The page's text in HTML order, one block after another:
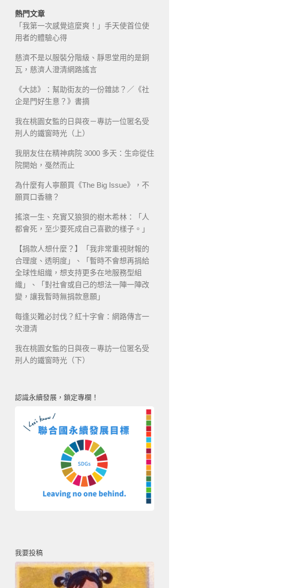
熱門文章
「我第一次感覺這麼爽！」手天使首位使
用者的體驗心得
慈濟不是以服裝分階級、靜思堂用的是銅
瓦，慈濟人澄清網路謠言
《大誌》：幫助街友的一份雜誌？／《社
企是門好生意？》書摘
我在桃園女監的日與夜－專訪一位匿名受
刑人的鐵窗時光（上）
我朋友住在精神病院 3000 多天：生命從住
院開始，戞然而止
為什麼有人寧願買《The Big Issue》，不
願買口香糖？
搖滾一生、充實又狼狽的樹木希林：「人
都會死，至少要死成自己喜歡的樣子。」
【捐款人想什麼？】「我非常重視財報的
合理度、透明度」、「暫時不會想再捐給
全球性組織，想支持更多在地服務型組
織」、「對社會或自己的想法一陣一陣改
變，讓我暫時無捐款意願」
每逢災難必討伐？紅十字會：網路傳言一
次澄清
我在桃園女監的日與夜－專訪一位匿名受
刑人的鐵窗時光（下）
認識永續發展，鎖定專欄！
我要投稿